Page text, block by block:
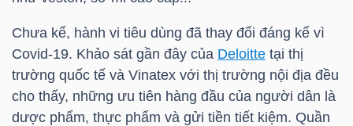
Chưa kể, hành vi tiêu dùng đã thay đổi đáng kể vì
Covid-19. Khảo sát gần đây của Deloitte tại thị
trường quốc tế và Vinatex với thị trường nội địa đều
cho thấy, những ưu tiên hàng đầu của người dân là
dược phẩm, thực phẩm và gửi tiền tiết kiệm. Quần
VS-
SECTOR